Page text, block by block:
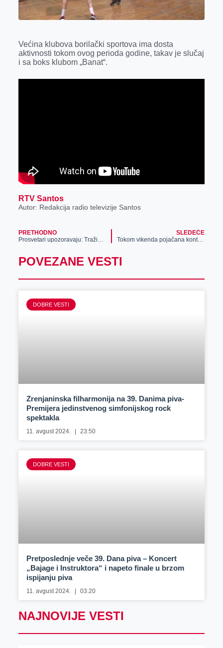
r
Većina klubova borilački sportova ima dosta
aktivnosti tokom ovog perioda godine, takav je slučaj
i sa boks klubom „Banat“.
RTV Santos
Autor: Redakcija radio televizije Santos
PRETHODNO
Prosvetari upozoravaju: Tražimo povećanje plata
SLEDEĆE
Tokom vikenda pojačana kontrola ugostiteljskih objekata
POVEZANE VESTI
DOBRE VESTI
Zrenjaninska filharmonija na 39. Danima piva-
Premijera jedinstvenog simfonijskog rock
spektakla
11. avgust 2024. 23:50
DOBRE VESTI
Pretposlednje veče 39. Dana piva – Koncert
„Bajage i Instruktora“ i napeto finale u brzom
ispijanju piva
11. avgust 2024. 03:20
NAJNOVIJE VESTI